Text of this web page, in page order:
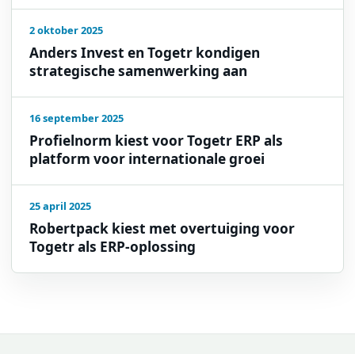
2 oktober 2025
Anders Invest en Togetr kondigen
strategische samenwerking aan
16 september 2025
Profielnorm kiest voor Togetr ERP als
platform voor internationale groei
25 april 2025
Robertpack kiest met overtuiging voor
Togetr als ERP-oplossing